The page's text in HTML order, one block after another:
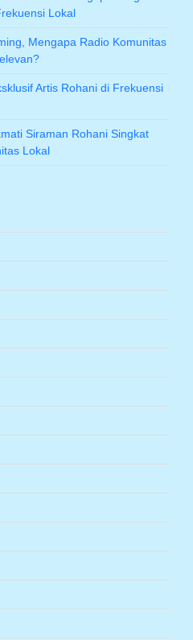
Lokal
Mengapa Radio Komunitas
Artis Rohani di Frekuensi
Siraman Rohani Singkat
Lokal